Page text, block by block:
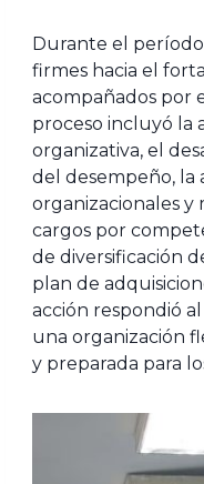
Durante el período
firmes hacia el
acompañados por
proceso incluyó la
organizativa, el
del desempeño, la
organizacionales y
cargos por
de diversificación
plan de
acción respondió
una organización
y preparada para